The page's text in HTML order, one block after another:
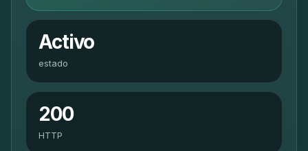
Activo
estado
200
HTTP